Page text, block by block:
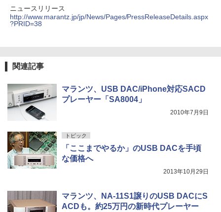
ニュースリリース
http://www.marantz.jp/jp/News/Pages/PressReleaseDetails.aspx
?PRID=38
関連記事
マランツ、USB DAC/iPhone対応SACD
プレーヤー「SA8004」
2010年7月9日
トピック
「ここまでやるか」のUSB DACを手頃
な価格へ
2013年10月29日
マランツ、NA-11S1譲りのUSB DACにS
ACDも。約25万円の新時代プレーヤー